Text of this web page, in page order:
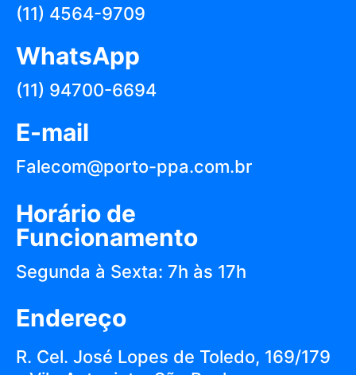
(11) 4564-9709
WhatsApp
(11) 94700-6694
E-mail
Falecom@porto-ppa.com.br
Horário de
Funcionamento
Segunda à Sexta: 7h às 17h
Endereço
R. Cel. José Lopes de Toledo, 169/179